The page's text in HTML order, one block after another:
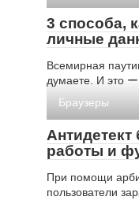
3 способа,
личные
Всемирная
думаете. И это
Браузеры
работы и
При помощи
пользователи